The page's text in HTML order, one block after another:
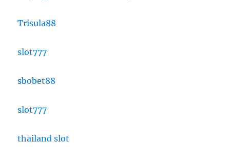
Trisula88
slot777
sbobet88
slot777
thailand slot